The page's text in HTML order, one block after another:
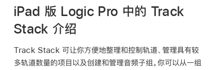
册
中
搜
iPad 版 Logic Pro 中的 Track
Stack 介绍
Track Stack 可让你方便地整理和控制轨道、管理具有较
多轨道数量的项目以及创建和管理音频子组。你可以从一组